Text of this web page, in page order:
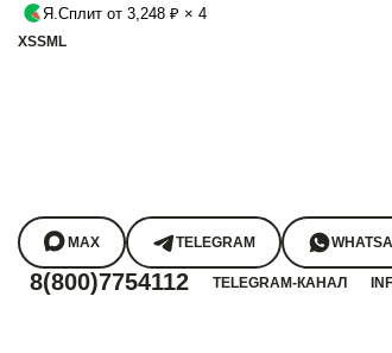
Я.Сплит от 3,248 ₽ × 4
XSSM L
MAX TELEGRAM
8(800)7754112 TELEGRAM-КАНАЛ